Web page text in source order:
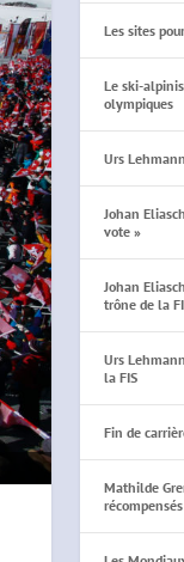
Les sites
Le ski-
olympiques
Urs
Johan
vote »
Johan
trône de la
Urs
la FIS
Fin de
Mathilde
récompensés